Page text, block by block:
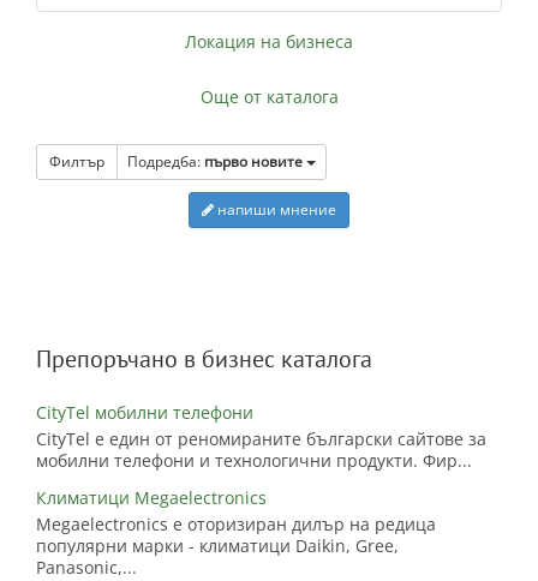
Локация на бизнеса
Още от каталога
Филтър Подредба: първо новите
напиши мнение
Препоръчано в бизнес каталога
CityTel мобилни телефони
CityTel е един от реномираните български сайтове за
мобилни телефони и технологични продукти. Фир...
Климатици Megaelectronics
Megaelectronics е оторизиран дилър на редица
популярни марки - климатици Daikin, Gree,
Panasonic,...